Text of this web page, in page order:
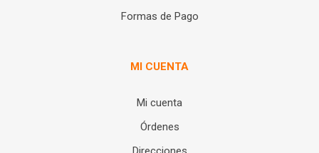
Formas de Pago
MI CUENTA
Mi cuenta
Órdenes